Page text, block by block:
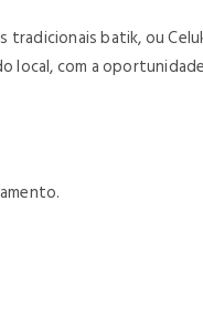
batik, ou
local, com a